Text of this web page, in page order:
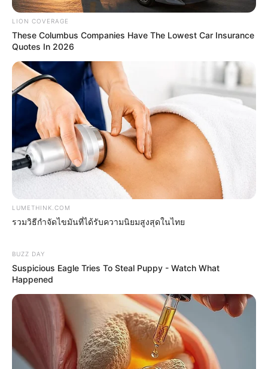
LEGAL
นโยบายคุกกี้
นโยบายการคุ้มครองข้อมูลส่วนบุคคล
ติดต่อเรา
เกี่ยวกับเอ็มไทย
TOP CONTENT
วัดสวยเชียงใหม่
ทำนายฝัน
ดวงรายวัน
บทสวดมนต์
วิธีบนไอ้ไข่
ไหว้ท้าวเวสสุวรรณ
วิธีไหว้วัดแขก
วอลเปเปอร์พระแม่ลักษมี
วอลเปเปอร์ ฟรี
สีมงคล
LION COVERAGE
These Columbus Companies Have The Lowest Car Insurance
Quotes In 2026
LUMETHINK.COM
รวมวิธีกำจัดไขมันที่ได้รับความนิยมสูงสุดในไทย
BUZZ DAY
Suspicious Eagle Tries To Steal Puppy - Watch What
Happened